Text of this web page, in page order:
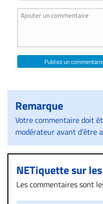
Publiez un commentaire
Remarque
Votre commentaire doit
modérateur avant d’être
NETiquette sur
Les commentaires sont